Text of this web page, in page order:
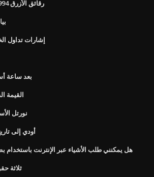
رقائق الأزرق 1994 مشاهدة على الانترنت
إشارات تداول
بعد ساعة
القيمة
نورتل
أودي إلى
هل يمكنني طلب الأشياء عبر الإنترنت باستخدام
ثلاثة